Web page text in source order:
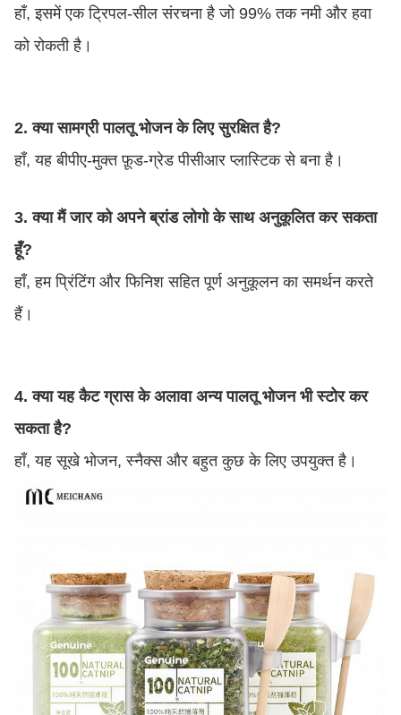
हाँ, इसमें एक ट्रिपल-सील संरचना है जो 99% तक नमी और हवा
को रोकती है।
2. क्या सामग्री पालतू भोजन के लिए सुरक्षित है?
हाँ, यह बीपीए-मुक्त फ़ूड-ग्रेड पीसीआर प्लास्टिक से बना है।
3. क्या मैं जार को अपने ब्रांड लोगो के साथ अनुकूलित कर सकता
हूँ?
हाँ, हम प्रिंटिंग और फिनिश सहित पूर्ण अनुकूलन का समर्थन करते
हैं।
4. क्या यह कैट ग्रास के अलावा अन्य पालतू भोजन भी स्टोर कर
सकता है?
हाँ, यह सूखे भोजन, स्नैक्स और बहुत कुछ के लिए उपयुक्त है।